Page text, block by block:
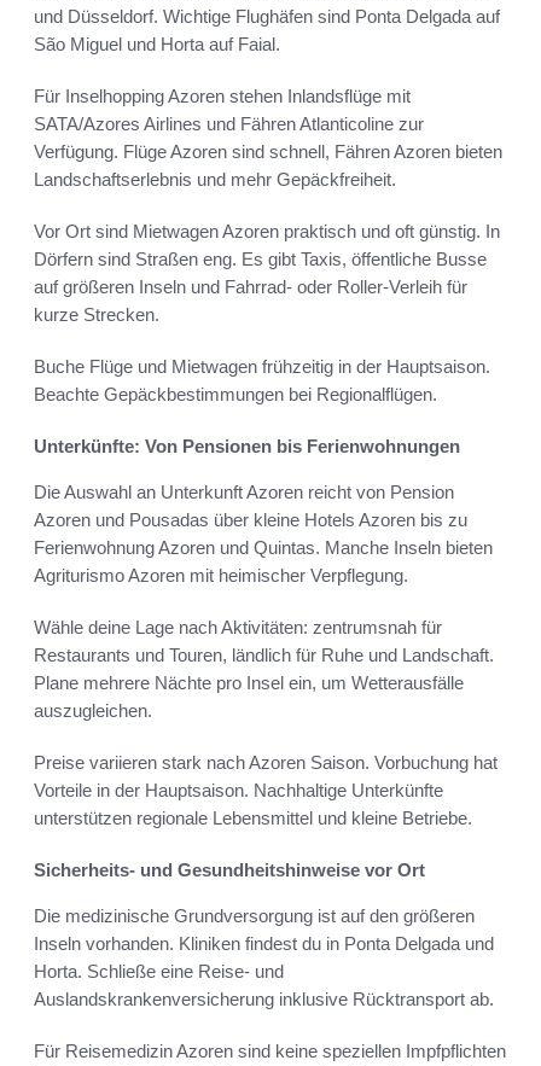
und Düsseldorf. Wichtige Flughäfen sind Ponta Delgada auf
São Miguel und Horta auf Faial.
Für Inselhopping Azoren stehen Inlandsflüge mit
SATA/Azores Airlines und Fähren Atlanticoline zur
Verfügung. Flüge Azoren sind schnell, Fähren Azoren bieten
Landschaftserlebnis und mehr Gepäckfreiheit.
Vor Ort sind Mietwagen Azoren praktisch und oft günstig. In
Dörfern sind Straßen eng. Es gibt Taxis, öffentliche Busse
auf größeren Inseln und Fahrrad- oder Roller-Verleih für
kurze Strecken.
Buche Flüge und Mietwagen frühzeitig in der Hauptsaison.
Beachte Gepäckbestimmungen bei Regionalflügen.
Unterkünfte: Von Pensionen bis Ferienwohnungen
Die Auswahl an Unterkunft Azoren reicht von Pension
Azoren und Pousadas über kleine Hotels Azoren bis zu
Ferienwohnung Azoren und Quintas. Manche Inseln bieten
Agriturismo Azoren mit heimischer Verpflegung.
Wähle deine Lage nach Aktivitäten: zentrumsnah für
Restaurants und Touren, ländlich für Ruhe und Landschaft.
Plane mehrere Nächte pro Insel ein, um Wetterausfälle
auszugleichen.
Preise variieren stark nach Azoren Saison. Vorbuchung hat
Vorteile in der Hauptsaison. Nachhaltige Unterkünfte
unterstützen regionale Lebensmittel und kleine Betriebe.
Sicherheits- und Gesundheitshinweise vor Ort
Die medizinische Grundversorgung ist auf den größeren
Inseln vorhanden. Kliniken findest du in Ponta Delgada und
Horta. Schließe eine Reise- und
Auslandskrankenversicherung inklusive Rücktransport ab.
Für Reisemedizin Azoren sind keine speziellen Impfpflichten